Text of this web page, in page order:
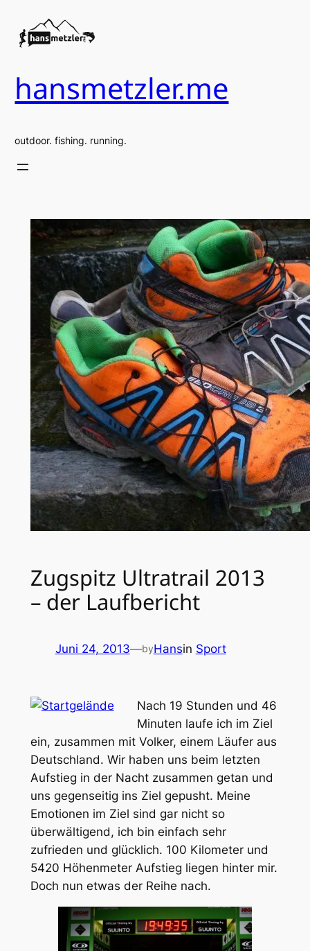
Inhalt
springen
hansmetzler.me
outdoor. fishing. running.
Zugspitz Ultratrail 2013
– der Laufbericht
Juni 24, 2013—byHansin Sport
Nach 19 Stunden und 46
Minuten laufe ich im Ziel
ein, zusammen mit Volker, einem Läufer aus
Deutschland. Wir haben uns beim letzten
Aufstieg in der Nacht zusammen getan und
uns gegenseitig ins Ziel gepusht. Meine
Emotionen im Ziel sind gar nicht so
überwältigend, ich bin einfach sehr
zufrieden und glücklich. 100 Kilometer und
5420 Höhenmeter Aufstieg liegen hinter mir.
Doch nun etwas der Reihe nach.